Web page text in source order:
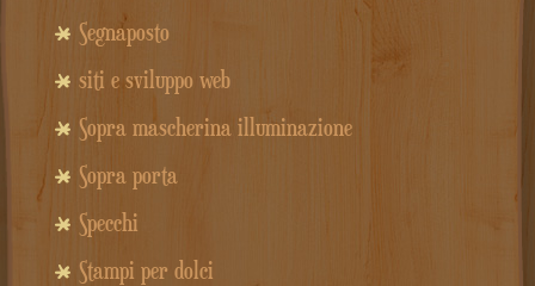
Segnaposto
siti e sviluppo web
Sopra mascherina illuminazione
Sopra porta
Specchi
Stampi per dolci